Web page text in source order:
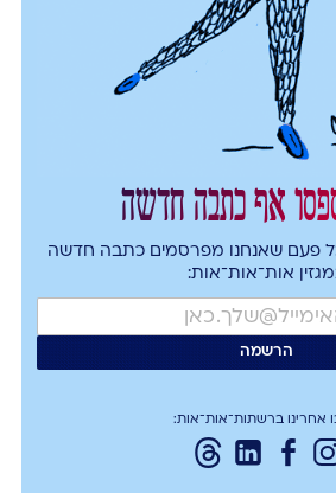
אף כתבה חדשה
פעם שאנחנו מפרסמים כתבה חדשה
אות־אות־אות:
אחרינו ברשתות־אות־אות: